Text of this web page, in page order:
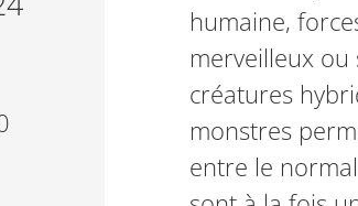
humaine,
merveilleux ou
créatures
monstres
entre le